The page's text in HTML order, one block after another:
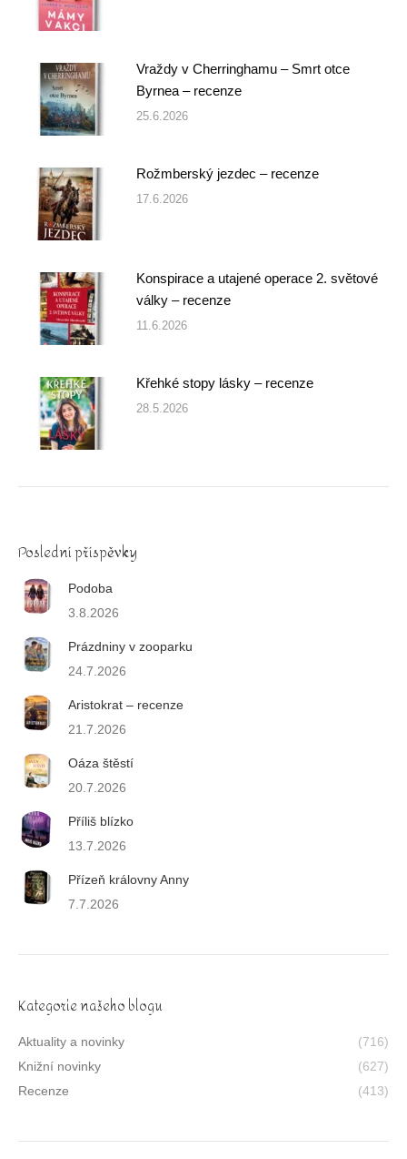
Vraždy v Cherringhamu – Smrt otce
Byrnea – recenze
25.6.2026
Rožmberský jezdec – recenze
17.6.2026
Konspirace a utajené operace 2. světové
války – recenze
11.6.2026
Křehké stopy lásky – recenze
28.5.2026
Poslední příspěvky
Podoba
3.8.2026
Prázdniny v zooparku
24.7.2026
Aristokrat – recenze
21.7.2026
Oáza štěstí
20.7.2026
Příliš blízko
13.7.2026
Přízeň královny Anny
7.7.2026
Kategorie našeho blogu
Aktuality a novinky
(716)
Knižní novinky
(627)
Recenze
(413)